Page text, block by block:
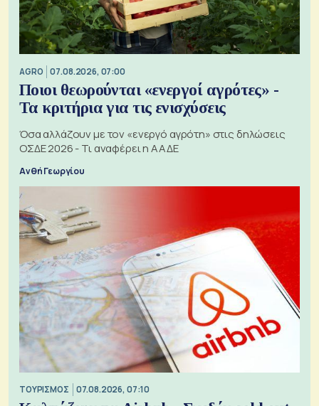
AGRO 07.08.2026, 07:00
Ποιοι θεωρούνται «ενεργοί αγρότες» -
Τα κριτήρια για τις ενισχύσεις
Όσα αλλάζουν με τον «ενεργό αγρότη» στις δηλώσεις
ΟΣΔΕ 2026 - Τι αναφέρει η ΑΑΔΕ
Ανθή Γεωργίου
ΤΟΥΡΙΣΜΟΣ 07.08.2026, 07:10